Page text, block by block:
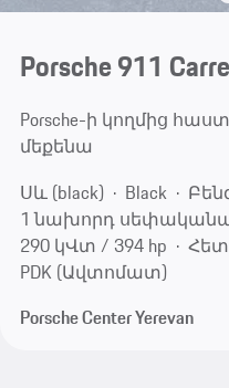
Porsche 911
Porsche-ի կողմից
մեքենա
Սև (black)
Black
1 նախորդ
290 կՎտ / 394 hp
PDK (Ավտոմատ)
Porsche Center Yerevan